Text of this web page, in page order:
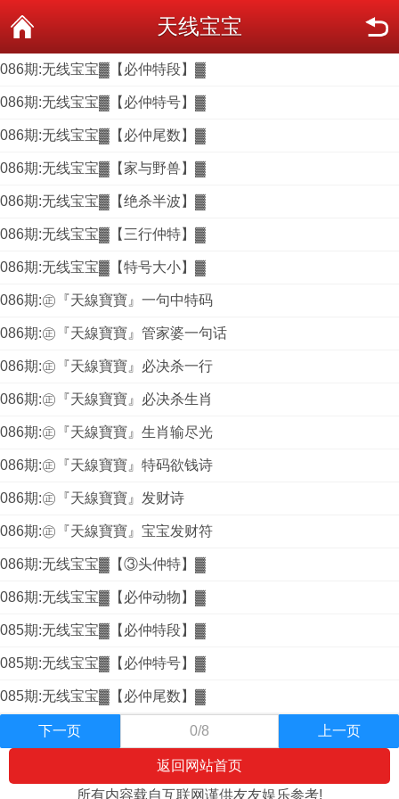
天线宝宝
086期:无线宝宝▓【必仲特段】▓
086期:无线宝宝▓【必仲特号】▓
086期:无线宝宝▓【必仲尾数】▓
086期:无线宝宝▓【家与野兽】▓
086期:无线宝宝▓【绝杀半波】▓
086期:无线宝宝▓【三行仲特】▓
086期:无线宝宝▓【特号大小】▓
086期:㊣『天線寶寶』一句中特码
086期:㊣『天線寶寶』管家婆一句话
086期:㊣『天線寶寶』必决杀一行
086期:㊣『天線寶寶』必决杀生肖
086期:㊣『天線寶寶』生肖输尽光
086期:㊣『天線寶寶』特码欲钱诗
086期:㊣『天線寶寶』发财诗
086期:㊣『天線寶寶』宝宝发财符
086期:无线宝宝▓【③头仲特】▓
086期:无线宝宝▓【必仲动物】▓
085期:无线宝宝▓【必仲特段】▓
085期:无线宝宝▓【必仲特号】▓
085期:无线宝宝▓【必仲尾数】▓
下一页 0/8 上一页
返回网站首页
所有内容载自互联网谨供友友娱乐参考!